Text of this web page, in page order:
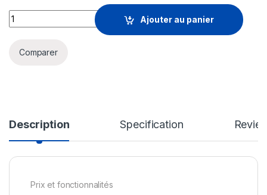
Sophos Xstream Protection - licence d'abonnement (2 ans)
Ajouter au panier
Comparer
Description Specification
Prix et fonctionnalités